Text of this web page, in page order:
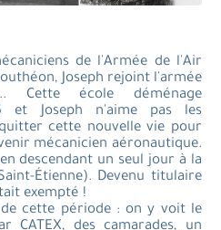
de l'Armée de l'Air
Joseph rejoint l'armée
Cette école déménage
et Joseph n'aime pas les
cette nouvelle vie pour
mécanicien aéronautique.
descendant un seul jour à la
Étienne). Devenu titulaire
exempté !
cette période : on y voit le
CATEX, des camarades, un